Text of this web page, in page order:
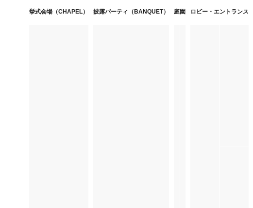
挙式会場（CHAPEL） 披露パーティ（BANQUET） 庭園 ロビー・エントランス